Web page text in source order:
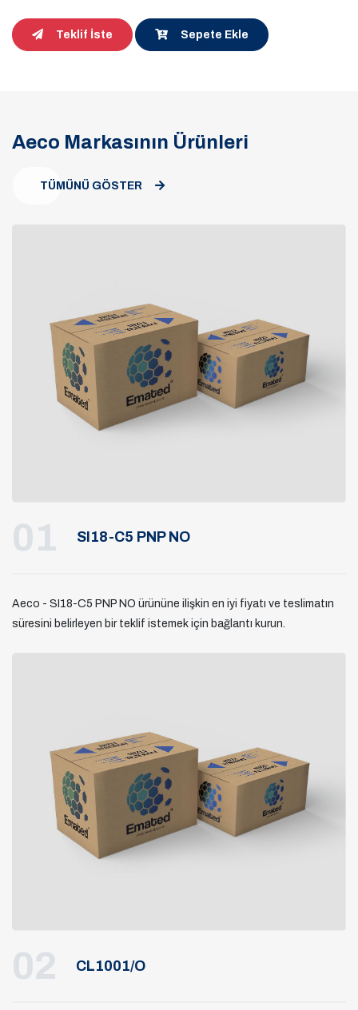
Teklif İste Sepete Ekle
Aeco Markasının Ürünleri
TÜMÜNÜ GÖSTER
01 SI18-C5 PNP NO
Aeco - SI18-C5 PNP NO ürününe ilişkin en iyi fiyatı ve teslimatın
süresini belirleyen bir teklif istemek için bağlantı kurun.
02 CL1001/O